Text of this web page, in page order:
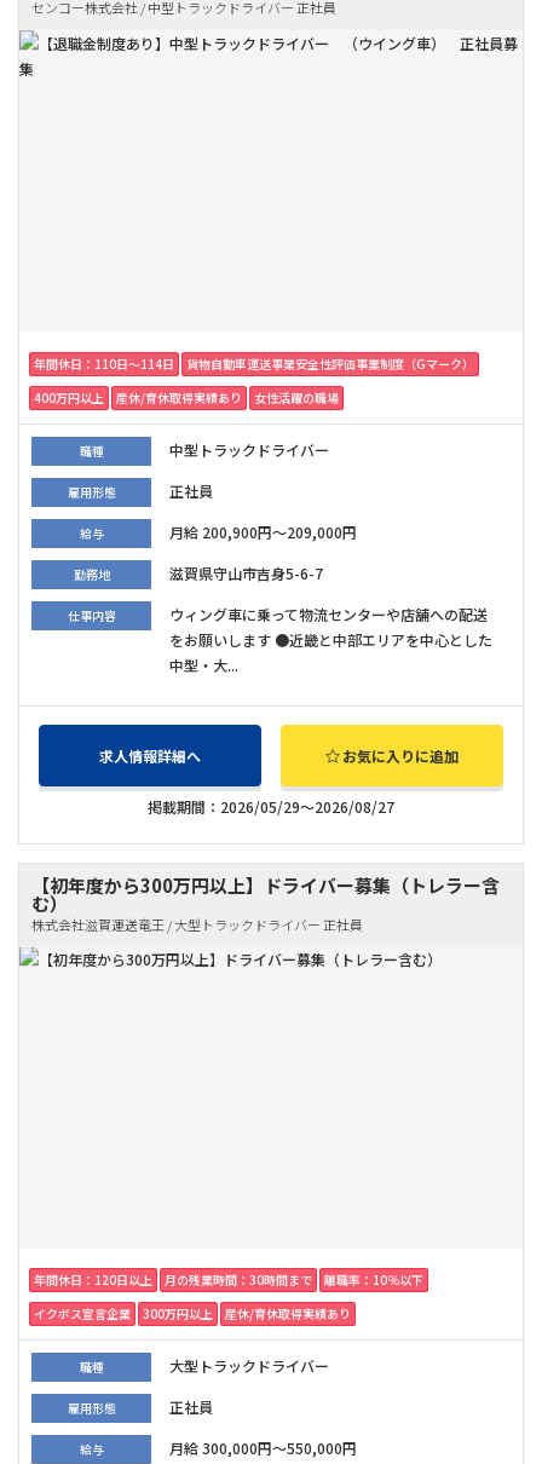
センコー株式会社 / 中型トラックドライバー 正社員
年間休日：110日〜114日
貨物自動車運送事業安全性評価事業制度（Gマーク）
400万円以上
産休/育休取得実績あり 女性活躍の職場
職種 中型トラックドライバー
雇用形態 正社員
給与 月給 200,900円～209,000円
勤務地 滋賀県守山市吉身5-6-7
仕事内容
ウィング車に乗って物流センターや店舗への配送
をお願いします ●近畿と中部エリアを中心とした
中型・大...
求人情報詳細へ お気に入りに追加
掲載期間：2026/05/29～2026/08/27
【初年度から300万円以上】ドライバー募集（トレラー含
む）
株式会社滋賀運送竜王 / 大型トラックドライバー 正社員
年間休日：120日以上 月の残業時間：30時間まで
離職率：10％以下
イクボス宣言企業
300万円以上 産休/育休取得実績あり
職種 大型トラックドライバー
雇用形態 正社員
給与 月給 300,000円～550,000円